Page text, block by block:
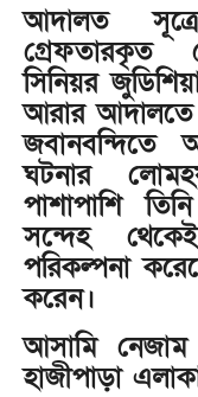
আদালত
গ্রেফতারকৃত
সিনিয়র
আরার আদালতে
ঘটনার
পাশাপাশি
সন্দেহ
পরিকল্পনা
করেন।
আসামি নেজাম
হাজীপাড়া